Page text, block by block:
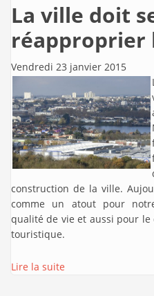
La ville doit
réapproprier
Vendredi 23 janvier 2015
construction de la ville.
comme un atout pour
qualité de vie et aussi pour
touristique.
Lire la suite